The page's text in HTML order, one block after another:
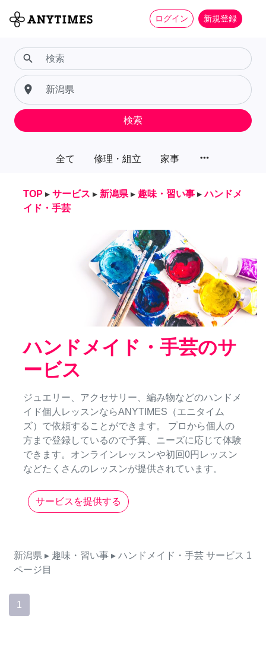
ログイン 新規登録
全て 修理・組立 家事 more_horiz
search
place
検索
TOP ▸ サービス ▸ 新潟県 ▸ 趣味・習い事 ▸ ハンドメ
イド・手芸
ハンドメイド・手芸のサ
ービス
ジュエリー、アクセサリー、編み物などのハンドメ
イド個人レッスンならANYTIMES（エニタイム
ズ）で依頼することができます。 プロから個人の
方まで登録しているので予算、ニーズに応じて体験
できます。オンラインレッスンや初回0円レッスン
などたくさんのレッスンが提供されています。
サービスを提供する
新潟県 ▸ 趣味・習い事 ▸ ハンドメイド・手芸 サービス 1
ページ目
1